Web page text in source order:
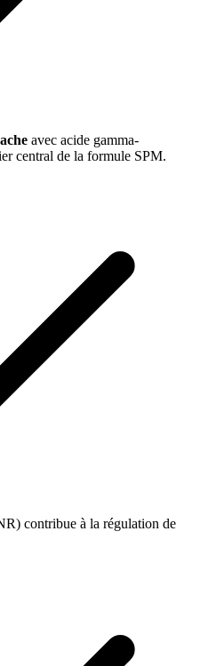
avec acide gamma-
central de la formule SPM.
contribue à la régulation de